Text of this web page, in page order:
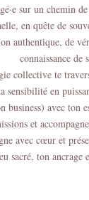
sur un chemin
en quête de
authentique, de
connaissance de
collective te
sensibilité en
business) avec ton
et
avec cœur et
sacré, ton ancrage